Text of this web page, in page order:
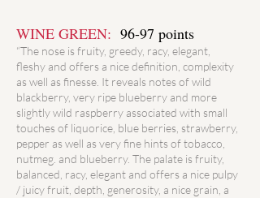
WINE GREEN: 96-97 points
“The nose is fruity, greedy, racy, elegant,
fleshy and offers a nice definition, complexity
as well as finesse. It reveals notes of wild
blackberry, very ripe blueberry and more
slightly wild raspberry associated with small
touches of liquorice, blue berries, strawberry,
pepper as well as very fine hints of tobacco,
nutmeg. and blueberry. The palate is fruity,
balanced, racy, elegant and offers a nice pulpy
/ juicy fruit, depth, generosity, a nice grain, a